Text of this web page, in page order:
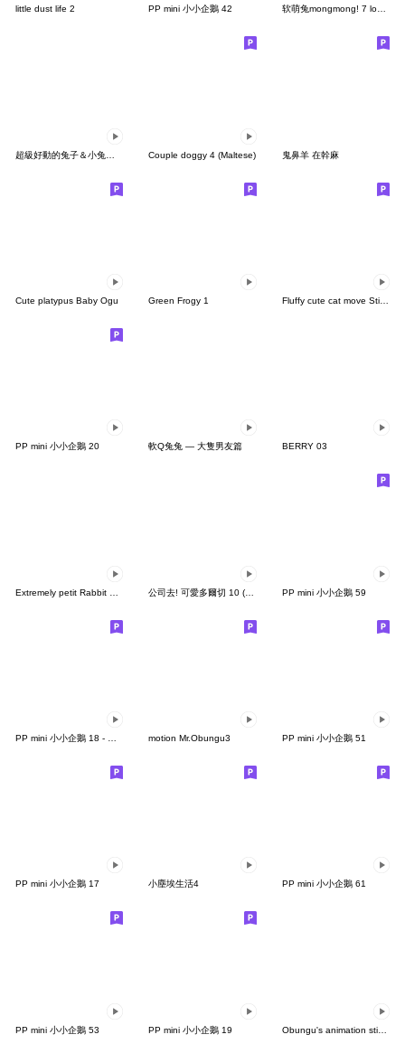
little dust life 2 PP mini 小小企鵝 42 软萌兔mongmong! 7 lovely mongmong
Couple doggy 4 (Maltese) 鬼鼻羊 在幹麻
Cute platypus Baby Ogu Green Frogy 1 Fluffy cute cat move Sticker
PP mini 小小企鵝 20 軟Q兔兔 — 大隻男友篇 BERRY 03
PP mini 小小企鵝 59
motion Mr.Obungu3 PP mini 小小企鵝 51
PP mini 小小企鵝 17 小塵埃生活4 PP mini 小小企鵝 61
PP mini 小小企鵝 53 PP mini 小小企鵝 19 Obungu's animation sticker 2